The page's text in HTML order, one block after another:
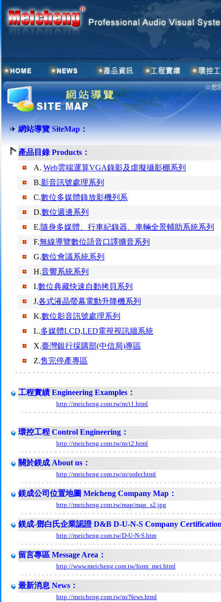
☆您
網站導覽 SiteMap：
產品目錄 Products：
A. Web雲端運算VGA錄影及虛擬攝影棚系列
B.影音訊號處理系列
C.數位多媒體錄放影機列系
D.數位週邊系列
E.隨身多媒體、行車紀錄器、車輛全景輔助系統系列
F.無線導覽數位語音口譯擴音系列
G.數位會議系統系列
H.音響系統系列
I.數位典藏快速自動拷貝系列
J.各式液晶螢幕電動升降機系列
K.數位影音訊號處理系列
L.多媒體LCD,LED電視視訊牆系統
X.臺灣銀行採購部(中信局)專區
Z.售完停產專區
工程實績 Engineering Examples：
http://meicheng.com.tw/m/t1.html
環控工程 Control Engineering：
http://meicheng.com.tw/m/t2.html
關於鎂成 About us：
http://meicheng.com.tw/m/order.html
鎂成公司位置地圖 Meicheng Company Map：
http://meicheng.com.tw/map/map_s2.jpg
鎂成-鄧白氏企業認證 D&B D-U-N-S Company
http://meicheng.com.tw/D-U-N-S.htm
留言專區 Message Area：
http://www.meicheng.com.tw/form_mei.html
最新消息 News：
http://meicheng.com.tw/m/News.html